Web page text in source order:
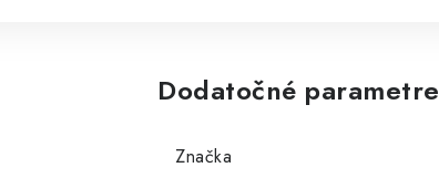
Dodatočné parametre
Značka